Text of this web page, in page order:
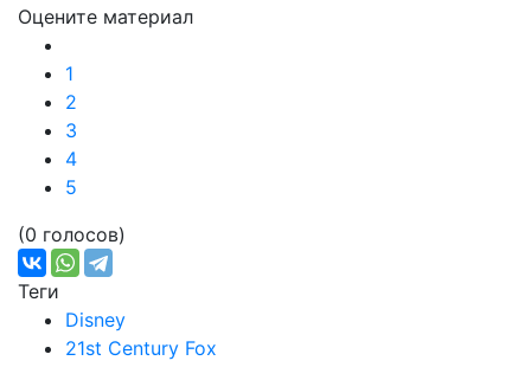
Оцените материал
1
2
3
4
5
(0 голосов)
Теги
Disney
21st Century Fox